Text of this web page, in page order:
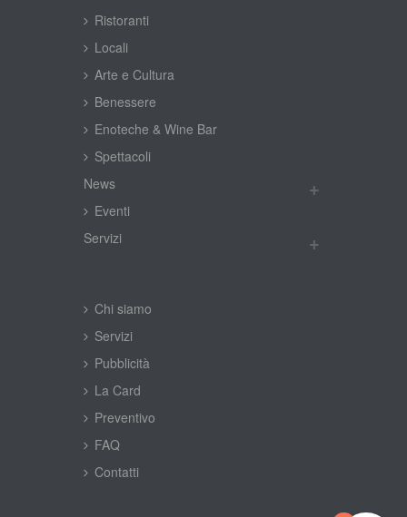
Ristoranti
Locali
Arte e Cultura
Benessere
Enoteche & Wine Bar
Spettacoli
New
Eventi
Servizi
Chi siamo
Servizi
Pubblicità
La Card
Preventivo
FAQ
Contatti